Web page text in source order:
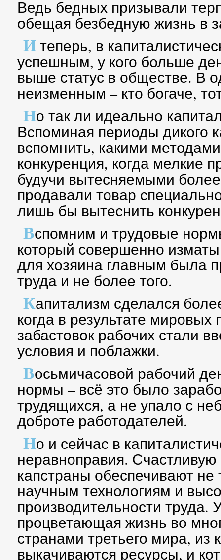
Ведь бедных призывали
обещая безбедную жизнь в
И теперь, в
успешным, у кого больше
выше статус в обществе. В
неизменным – кто богаче,
Но так ли идеально
Вспоминая периоды дикого
вспомнить, какими
конкуренция, когда мелкие
будучи вытесняемыми
продавали товар
лишь бы вытеснить
Вспомним и трудовые
который совершенно
для хозяина главным была
труда и не более того.
Капитализм сделался
когда в результате мировых
забастовок рабочих стали
условия и поблажки.
Восьмичасовой рабочий
нормы – всё это было
трудящихся, а не упало с
доброте работодателей.
Но и сейчас в
неравноправия.
капстраны обеспечивают не
научным технологиям и
производительности труда.
процветающая жизнь во
странами третьего мира, из
выкачиваются ресурсы, и